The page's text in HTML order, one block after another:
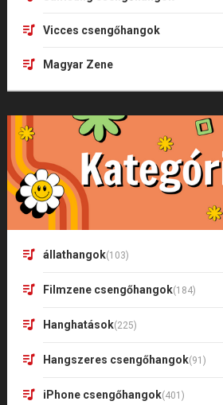
Vicces csengőhangok
Magyar Zene
állathangok(103)
Filmzene csengőhangok(184)
Hanghatások(225)
Hangszeres csengőhangok(91)
iPhone csengőhangok(401)